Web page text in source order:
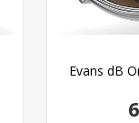
Evans dB